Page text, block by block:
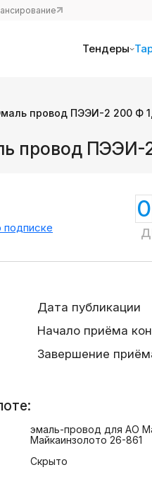
Тендеры
провод ПЭЭИ-2 200 Ф
провод ПЭЭИ-
подписке
0
Дата публикации
Начало приёма
Завершение
эмаль-провод для АО
Майкаинзолото 26-861
Скрыто